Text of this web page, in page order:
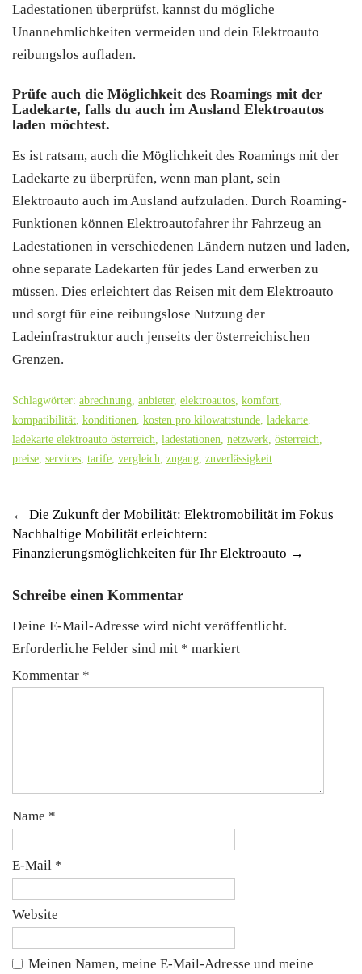
Ladestationen überprüfst, kannst du mögliche
Unannehmlichkeiten vermeiden und dein Elektroauto
reibungslos aufladen.
Prüfe auch die Möglichkeit des Roamings mit der
Ladekarte, falls du auch im Ausland Elektroautos
laden möchtest.
Es ist ratsam, auch die Möglichkeit des Roamings mit der
Ladekarte zu überprüfen, wenn man plant, sein
Elektroauto auch im Ausland aufzuladen. Durch Roaming-
Funktionen können Elektroautofahrer ihr Fahrzeug an
Ladestationen in verschiedenen Ländern nutzen und laden,
ohne separate Ladekarten für jedes Land erwerben zu
müssen. Dies erleichtert das Reisen mit dem Elektroauto
und sorgt für eine reibungslose Nutzung der
Ladeinfrastruktur auch jenseits der österreichischen
Grenzen.
Schlagwörter: abrechnung anbieter, elektroautos komfort
kompatibilität konditionen kosten pro kilowattstunde ladekarte
ladekarte elektroauto österreich ladestationen netzwerk österreich
preise services tarife vergleich zugang zuverlässigkeit
Post
navigation
← Die Zukunft der Mobilität: Elektromobilität im Fokus
Nachhaltige Mobilität erleichtern:
Finanzierungsmöglichkeiten für Ihr Elektroauto →
Schreibe einen Kommentar
Deine E-Mail-Adresse wird nicht veröffentlicht.
Erforderliche Felder sind mit * markiert
Kommentar *
Name *
E-Mail *
Website
Meinen Namen, meine E-Mail-Adresse und meine